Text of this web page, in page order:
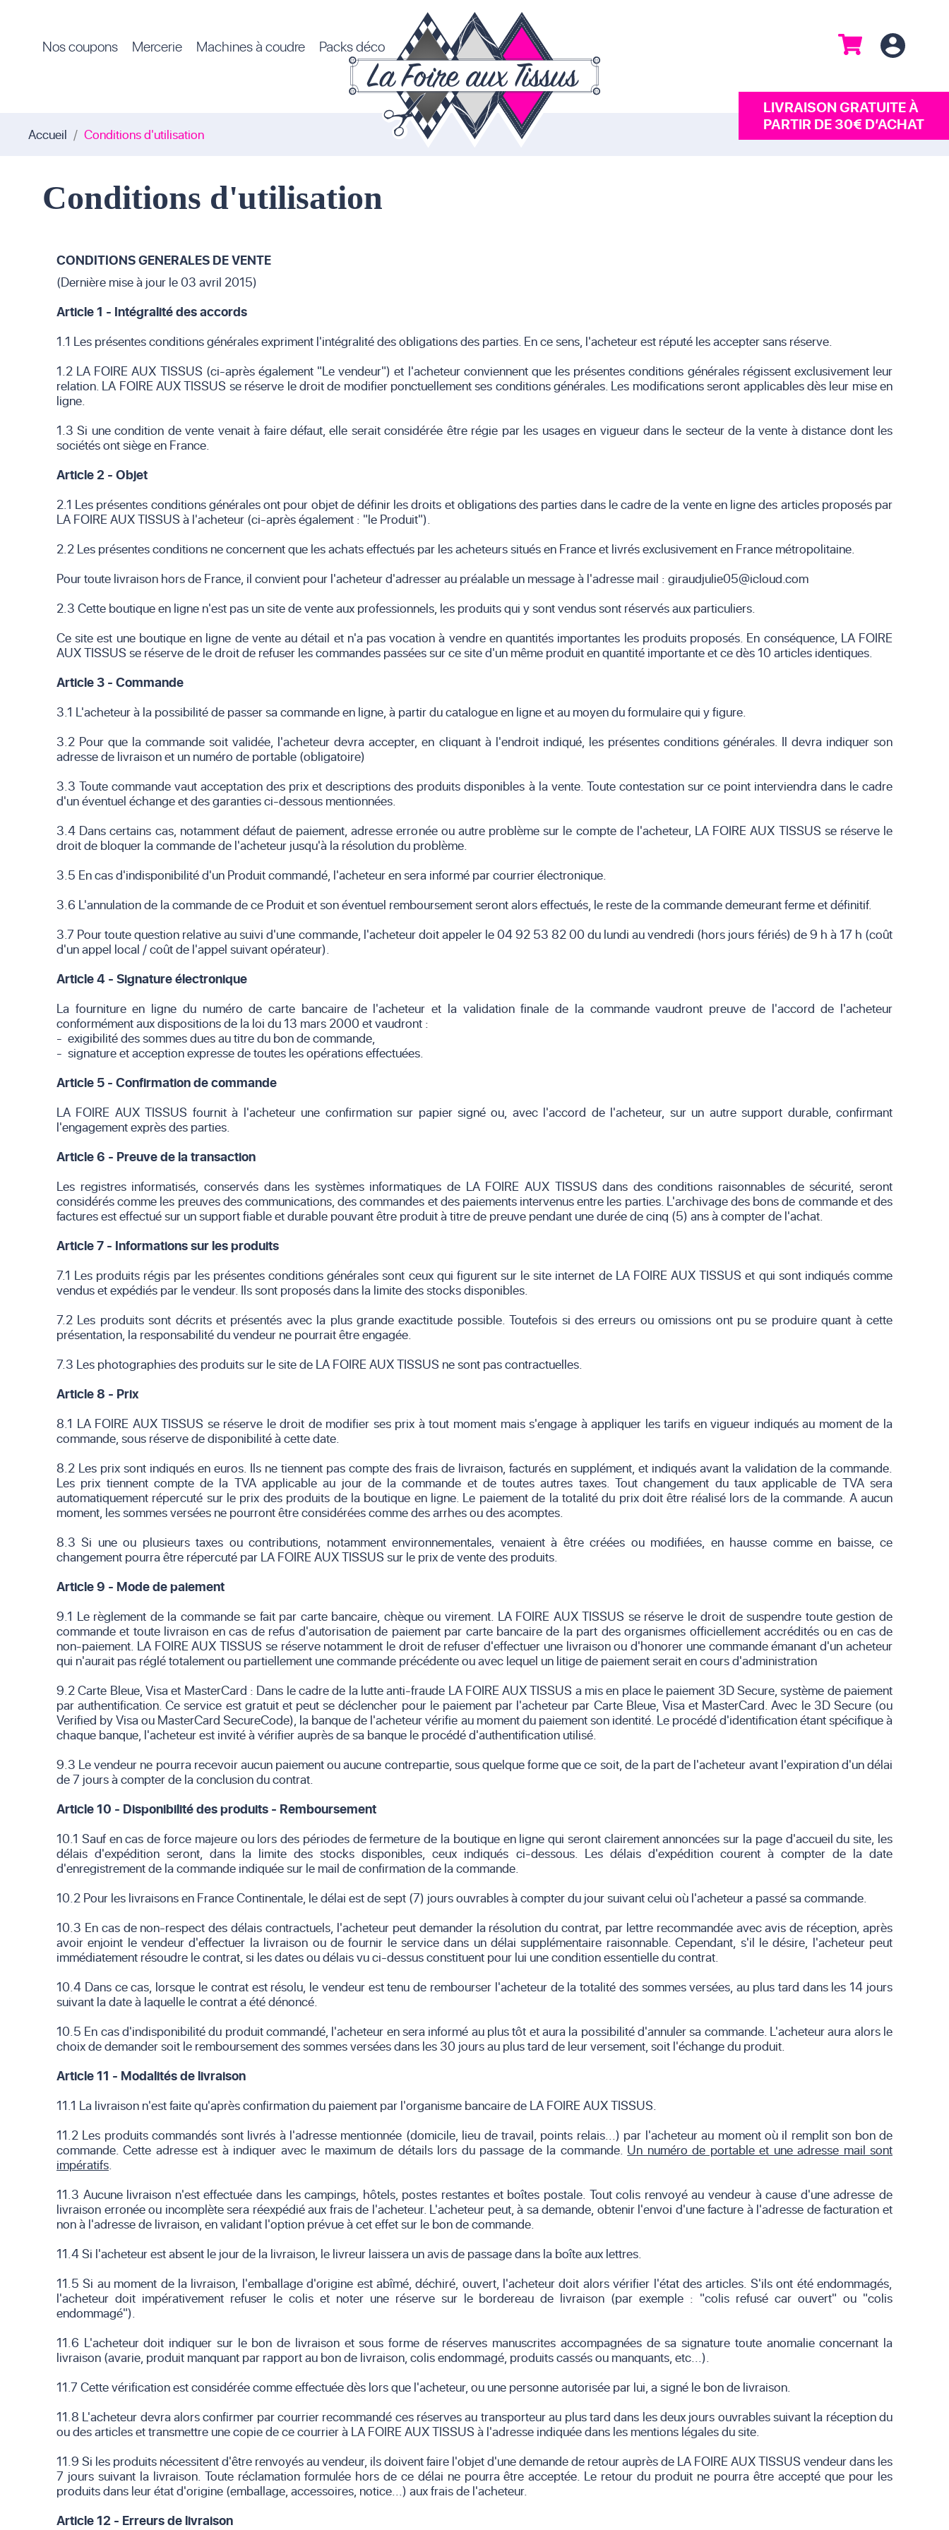
Nos coupons Mercerie Machines à coudre Packs déco
LIVRAISON GRATUITE À
PARTIR DE 30€ D’ACHAT
Accueil Conditions d'utilisation
Conditions d'utilisation
CONDITIONS GENERALES DE VENTE
(Dernière mise à jour le 03 avril 2015)
Article 1 - Intégralité des accords
1.1 Les présentes conditions générales expriment l'intégralité des obligations des parties. En ce sens, l'acheteur est réputé les accepter sans réserve.
1.2 LA FOIRE AUX TISSUS (ci-après également "Le vendeur") et l'acheteur conviennent que les présentes conditions générales régissent exclusivement leur
relation. LA FOIRE AUX TISSUS se réserve le droit de modifier ponctuellement ses conditions générales. Les modifications seront applicables dès leur mise en
ligne.
1.3 Si une condition de vente venait à faire défaut, elle serait considérée être régie par les usages en vigueur dans le secteur de la vente à distance dont les
sociétés ont siège en France.
Article 2 - Objet
2.1 Les présentes conditions générales ont pour objet de définir les droits et obligations des parties dans le cadre de la vente en ligne des articles proposés par
LA FOIRE AUX TISSUS à l'acheteur (ci-après également : "le Produit").
2.2 Les présentes conditions ne concernent que les achats effectués par les acheteurs situés en France et livrés exclusivement en France métropolitaine.
Pour toute livraison hors de France, il convient pour l'acheteur d'adresser au préalable un message à l'adresse mail : giraudjulie05@icloud.com
2.3 Cette boutique en ligne n'est pas un site de vente aux professionnels, les produits qui y sont vendus sont réservés aux particuliers.
Ce site est une boutique en ligne de vente au détail et n'a pas vocation à vendre en quantités importantes les produits proposés. En conséquence, LA FOIRE
AUX TISSUS se réserve de le droit de refuser les commandes passées sur ce site d'un même produit en quantité importante et ce dès 10 articles identiques.
Article 3 - Commande
3.1 L'acheteur à la possibilité de passer sa commande en ligne, à partir du catalogue en ligne et au moyen du formulaire qui y figure.
3.2 Pour que la commande soit validée, l'acheteur devra accepter, en cliquant à l'endroit indiqué, les présentes conditions générales. Il devra indiquer son
adresse de livraison et un numéro de portable (obligatoire)
3.3 Toute commande vaut acceptation des prix et descriptions des produits disponibles à la vente. Toute contestation sur ce point interviendra dans le cadre
d'un éventuel échange et des garanties ci-dessous mentionnées.
3.4 Dans certains cas, notamment défaut de paiement, adresse erronée ou autre problème sur le compte de l'acheteur, LA FOIRE AUX TISSUS se réserve le
droit de bloquer la commande de l'acheteur jusqu'à la résolution du problème.
3.5 En cas d'indisponibilité d'un Produit commandé, l'acheteur en sera informé par courrier électronique.
3.6 L'annulation de la commande de ce Produit et son éventuel remboursement seront alors effectués, le reste de la commande demeurant ferme et définitif.
3.7 Pour toute question relative au suivi d'une commande, l'acheteur doit appeler le 04 92 53 82 00 du lundi au vendredi (hors jours fériés) de 9 h à 17 h (coût
d'un appel local / coût de l'appel suivant opérateur).
Article 4 - Signature électronique
La fourniture en ligne du numéro de carte bancaire de l'acheteur et la validation finale de la commande vaudront preuve de l'accord de l'acheteur
conformément aux dispositions de la loi du 13 mars 2000 et vaudront :
- exigibilité des sommes dues au titre du bon de commande,
- signature et acception expresse de toutes les opérations effectuées.
Article 5 - Confirmation de commande
LA FOIRE AUX TISSUS fournit à l'acheteur une confirmation sur papier signé ou, avec l'accord de l'acheteur, sur un autre support durable, confirmant
l'engagement exprès des parties.
Article 6 - Preuve de la transaction
Les registres informatisés, conservés dans les systèmes informatiques de LA FOIRE AUX TISSUS dans des conditions raisonnables de sécurité, seront
considérés comme les preuves des communications, des commandes et des paiements intervenus entre les parties. L'archivage des bons de commande et des
factures est effectué sur un support fiable et durable pouvant être produit à titre de preuve pendant une durée de cinq (5) ans à compter de l'achat.
Article 7 - Informations sur les produits
7.1 Les produits régis par les présentes conditions générales sont ceux qui figurent sur le site internet de LA FOIRE AUX TISSUS et qui sont indiqués comme
vendus et expédiés par le vendeur. Ils sont proposés dans la limite des stocks disponibles.
7.2 Les produits sont décrits et présentés avec la plus grande exactitude possible. Toutefois si des erreurs ou omissions ont pu se produire quant à cette
présentation, la responsabilité du vendeur ne pourrait être engagée.
7.3 Les photographies des produits sur le site de LA FOIRE AUX TISSUS ne sont pas contractuelles.
Article 8 - Prix
8.1 LA FOIRE AUX TISSUS se réserve le droit de modifier ses prix à tout moment mais s'engage à appliquer les tarifs en vigueur indiqués au moment de la
commande, sous réserve de disponibilité à cette date.
8.2 Les prix sont indiqués en euros. Ils ne tiennent pas compte des frais de livraison, facturés en supplément, et indiqués avant la validation de la commande.
Les prix tiennent compte de la TVA applicable au jour de la commande et de toutes autres taxes. Tout changement du taux applicable de TVA sera
automatiquement répercuté sur le prix des produits de la boutique en ligne. Le paiement de la totalité du prix doit être réalisé lors de la commande. A aucun
moment, les sommes versées ne pourront être considérées comme des arrhes ou des acomptes.
8.3 Si une ou plusieurs taxes ou contributions, notamment environnementales, venaient à être créées ou modifiées, en hausse comme en baisse, ce
changement pourra être répercuté par LA FOIRE AUX TISSUS sur le prix de vente des produits.
Article 9 - Mode de paiement
9.1 Le règlement de la commande se fait par carte bancaire, chèque ou virement. LA FOIRE AUX TISSUS se réserve le droit de suspendre toute gestion de
commande et toute livraison en cas de refus d'autorisation de paiement par carte bancaire de la part des organismes officiellement accrédités ou en cas de
non-paiement. LA FOIRE AUX TISSUS se réserve notamment le droit de refuser d'effectuer une livraison ou d'honorer une commande émanant d'un acheteur
qui n'aurait pas réglé totalement ou partiellement une commande précédente ou avec lequel un litige de paiement serait en cours d'administration
9.2 Carte Bleue, Visa et MasterCard : Dans le cadre de la lutte anti-fraude LA FOIRE AUX TISSUS a mis en place le paiement 3D Secure, système de paiement
par authentification. Ce service est gratuit et peut se déclencher pour le paiement par l'acheteur par Carte Bleue, Visa et MasterCard. Avec le 3D Secure (ou
Verified by Visa ou MasterCard SecureCode), la banque de l'acheteur vérifie au moment du paiement son identité. Le procédé d'identification étant spécifique à
chaque banque, l'acheteur est invité à vérifier auprès de sa banque le procédé d'authentification utilisé.
9.3 Le vendeur ne pourra recevoir aucun paiement ou aucune contrepartie, sous quelque forme que ce soit, de la part de l'acheteur avant l'expiration d'un délai
de 7 jours à compter de la conclusion du contrat.
Article 10 - Disponibilité des produits - Remboursement
10.1 Sauf en cas de force majeure ou lors des périodes de fermeture de la boutique en ligne qui seront clairement annoncées sur la page d'accueil du site, les
délais d'expédition seront, dans la limite des stocks disponibles, ceux indiqués ci-dessous. Les délais d'expédition courent à compter de la date
d'enregistrement de la commande indiquée sur le mail de confirmation de la commande.
10.2 Pour les livraisons en France Continentale, le délai est de sept (7) jours ouvrables à compter du jour suivant celui où l'acheteur a passé sa commande.
10.3 En cas de non-respect des délais contractuels, l'acheteur peut demander la résolution du contrat, par lettre recommandée avec avis de réception, après
avoir enjoint le vendeur d'effectuer la livraison ou de fournir le service dans un délai supplémentaire raisonnable. Cependant, s'il le désire, l'acheteur peut
immédiatement résoudre le contrat, si les dates ou délais vu ci-dessus constituent pour lui une condition essentielle du contrat.
10.4 Dans ce cas, lorsque le contrat est résolu, le vendeur est tenu de rembourser l'acheteur de la totalité des sommes versées, au plus tard dans les 14 jours
suivant la date à laquelle le contrat a été dénoncé.
10.5 En cas d'indisponibilité du produit commandé, l'acheteur en sera informé au plus tôt et aura la possibilité d'annuler sa commande. L'acheteur aura alors le
choix de demander soit le remboursement des sommes versées dans les 30 jours au plus tard de leur versement, soit l'échange du produit.
Article 11 - Modalités de livraison
11.1 La livraison n'est faite qu'après confirmation du paiement par l'organisme bancaire de LA FOIRE AUX TISSUS.
11.2 Les produits commandés sont livrés à l'adresse mentionnée (domicile, lieu de travail, points relais...) par l'acheteur au moment où il remplit son bon de
commande. Cette adresse est à indiquer avec le maximum de détails lors du passage de la commande. Un numéro de portable et une adresse mail sont
impératifs.
11.3 Aucune livraison n'est effectuée dans les campings, hôtels, postes restantes et boîtes postale. Tout colis renvoyé au vendeur à cause d'une adresse de
livraison erronée ou incomplète sera réexpédié aux frais de l'acheteur. L'acheteur peut, à sa demande, obtenir l'envoi d'une facture à l'adresse de facturation et
non à l'adresse de livraison, en validant l'option prévue à cet effet sur le bon de commande.
11.4 Si l'acheteur est absent le jour de la livraison, le livreur laissera un avis de passage dans la boîte aux lettres.
11.5 Si au moment de la livraison, l'emballage d'origine est abîmé, déchiré, ouvert, l'acheteur doit alors vérifier l'état des articles. S'ils ont été endommagés,
l'acheteur doit impérativement refuser le colis et noter une réserve sur le bordereau de livraison (par exemple : "colis refusé car ouvert" ou "colis
endommagé").
11.6 L'acheteur doit indiquer sur le bon de livraison et sous forme de réserves manuscrites accompagnées de sa signature toute anomalie concernant la
livraison (avarie, produit manquant par rapport au bon de livraison, colis endommagé, produits cassés ou manquants, etc...).
11.7 Cette vérification est considérée comme effectuée dès lors que l'acheteur, ou une personne autorisée par lui, a signé le bon de livraison.
11.8 L'acheteur devra alors confirmer par courrier recommandé ces réserves au transporteur au plus tard dans les deux jours ouvrables suivant la réception du
ou des articles et transmettre une copie de ce courrier à LA FOIRE AUX TISSUS à l'adresse indiquée dans les mentions légales du site.
11.9 Si les produits nécessitent d'être renvoyés au vendeur, ils doivent faire l'objet d'une demande de retour auprès de LA FOIRE AUX TISSUS vendeur dans les
7 jours suivant la livraison. Toute réclamation formulée hors de ce délai ne pourra être acceptée. Le retour du produit ne pourra être accepté que pour les
produits dans leur état d'origine (emballage, accessoires, notice...) aux frais de l'acheteur.
Article 12 - Erreurs de livraison